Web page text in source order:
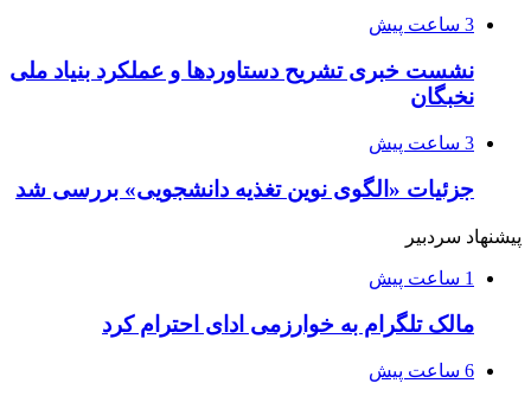
3 ساعت پیش
نشست خبری تشریح دستاوردها و عملکرد بنیاد ملی
نخبگان
3 ساعت پیش
جزئیات «الگوی نوین تغذیه دانشجویی» بررسی شد
پیشنهاد سردبیر
1 ساعت پیش
مالک تلگرام به خوارزمی ادای احترام کرد
6 ساعت پیش